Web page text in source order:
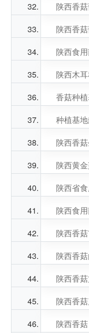
陕西香
陕西香
陕西食
陕西木
香菇种
种植基
陕西香
陕西黄
陕西省
陕西食
陕西香
陕西香
陕西香
陕西香
陕西香